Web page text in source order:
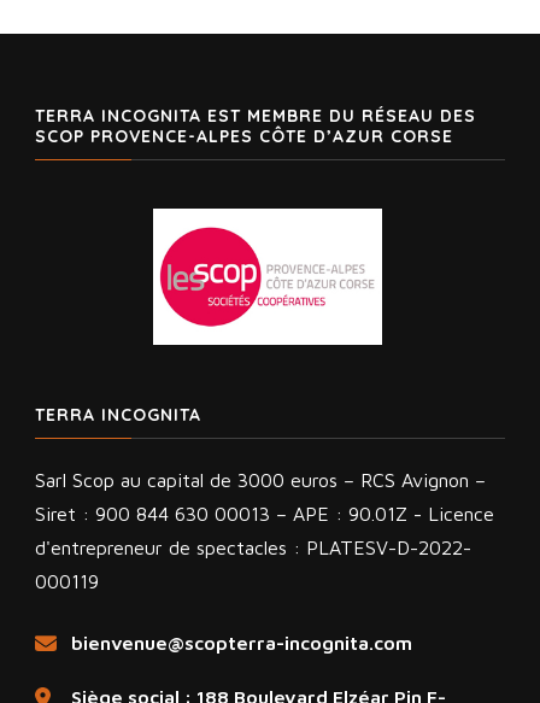
TERRA INCOGNITA EST MEMBRE DU RÉSEAU DES
SCOP PROVENCE-ALPES CÔTE D’AZUR CORSE
TERRA INCOGNITA
Sarl Scop au capital de 3000 euros – RCS Avignon –
Siret : 900 844 630 00013 – APE : 90.01Z - Licence
d'entrepreneur de spectacles : PLATESV-D-2022-
000119
bienvenue@scopterra-incognita.com
Siège social : 188 Boulevard Elzéar Pin F-